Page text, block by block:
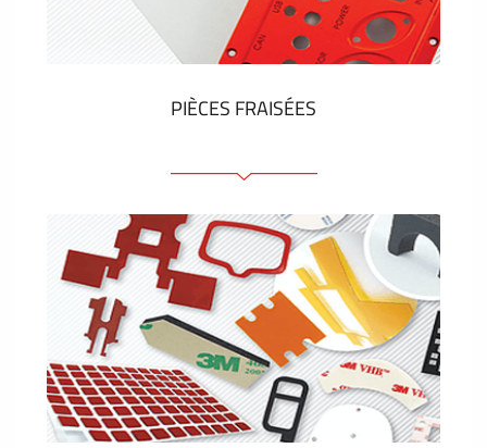
VOIR PLUS
PIÈCES FRAISÉES
Face avant ou arrière en aluminium ou matière
plastique
Panneaux anodisés
Panneaux colorés
Panneaux avec éléments de presse
Étiquettes gravees